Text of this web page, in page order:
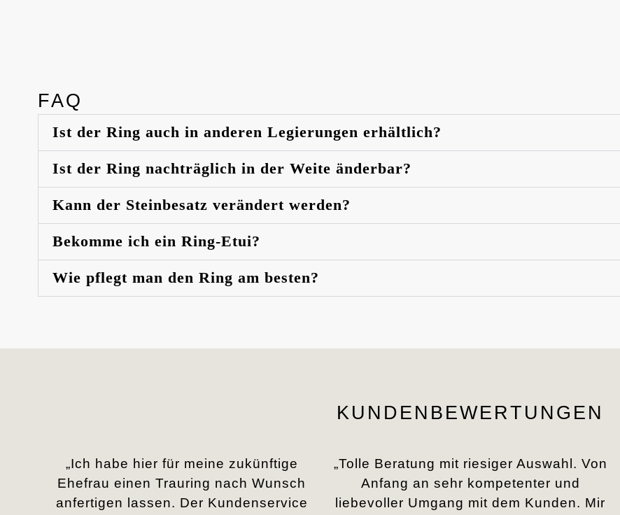
FAQ
Ist der Ring auch in anderen Legierungen erhältlich?
Ist der Ring nachträglich in der Weite änderbar?
Kann der Steinbesatz verändert werden?
Bekomme ich ein Ring-Etui?
Wie pflegt man den Ring am besten?
KUNDENBEWERTUNGEN
„Ich habe hier für meine zukünftige
Ehefrau einen Trauring nach Wunsch
anfertigen lassen. Der Kundenservice
„Tolle Beratung mit riesiger Auswahl. Von
Anfang an sehr kompetenter und
liebevoller Umgang mit dem Kunden. Mir